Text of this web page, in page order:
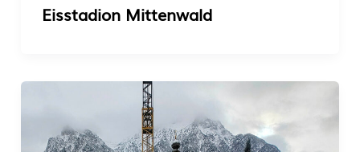
Eisstadion Mittenwald